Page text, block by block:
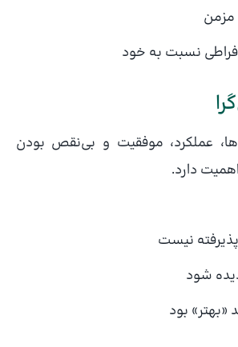
نسبت به خود
عملکرد، موفقیت و بی‌نقص بودن
دارد.
نیست
شود
«بهتر» بود